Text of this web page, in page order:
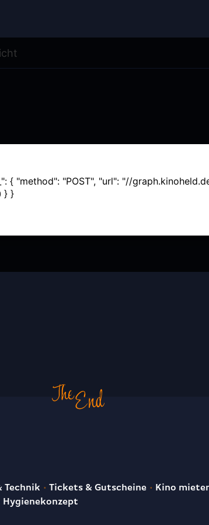
Technik Tickets & Gutscheine
Kino
Hygienekonzept